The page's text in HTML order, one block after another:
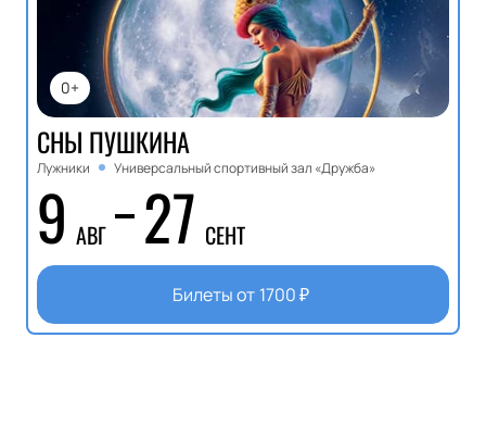
0+
СНЫ ПУШКИНА
Лужники Универсальный спортивный зал «Дружба»
9 АВГ 27 СЕНТ
Билеты от 1700₽